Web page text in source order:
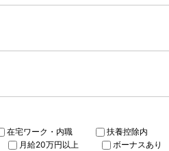
在宅ワーク・内職
扶養控除内
月給20万円以上
ボーナスあり